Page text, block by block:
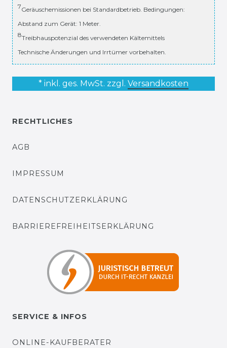
7Geräuschemissionen bei Standardbetrieb. Bedingungen:
Abstand zum Gerät: 1 Meter.
8Treibhauspotenzial des verwendeten Kältemittels
Technische Änderungen und Irrtümer vorbehalten.
* inkl. ges. MwSt. zzgl. Versandkosten
RECHTLICHES
AGB
IMPRESSUM
DATENSCHUTZERKLÄRUNG
BARRIEREFREIHEITSERKLÄRUNG
SERVICE & INFOS
ONLINE-KAUFBERATER